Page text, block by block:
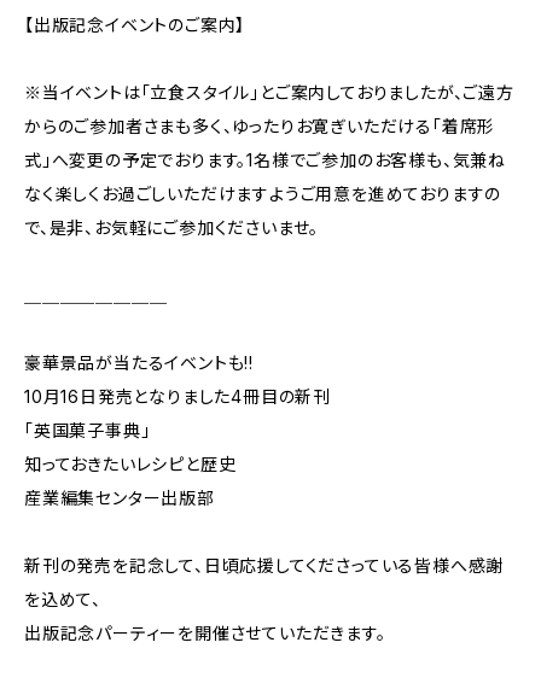
【出版記念イベントのご案内】
※当イベントは「立食スタイル」とご案内しておりましたが、ご遠方
からのご参加者さまも多く、ゆったりお寛ぎいただける「着席形
式」へ変更の予定でおります。1名様でご参加のお客様も、気兼ね
なく楽しくお過ごしいただけますようご用意を進めておりますの
で、是非、お気軽にご参加くださいませ。
豪華景品が当たるイベントも!!
10月16日発売となりました4冊目の新刊
「英国菓子事典」
知っておきたいレシピと歴史
産業編集センター出版部
新刊の発売を記念して、日頃応援してくださっている皆様へ感謝
を込めて、
出版記念パーティーを開催させていただきます。